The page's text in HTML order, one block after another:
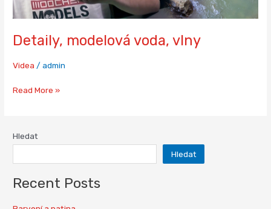
Detaily, modelová voda, vlny
Videa /admin
Read More »
Hledat
Hledat
Recent Posts